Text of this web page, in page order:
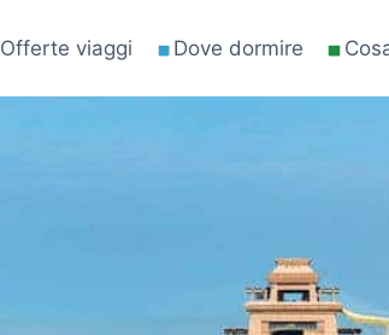
Offerte viaggi Dove dormire